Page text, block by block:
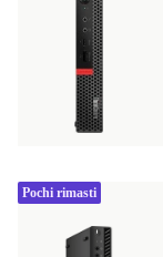
Pochi rimasti